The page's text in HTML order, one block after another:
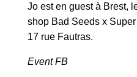
Jo est en guest à Brest,
shop Bad Seeds x
17 rue Fautras.
Event FB